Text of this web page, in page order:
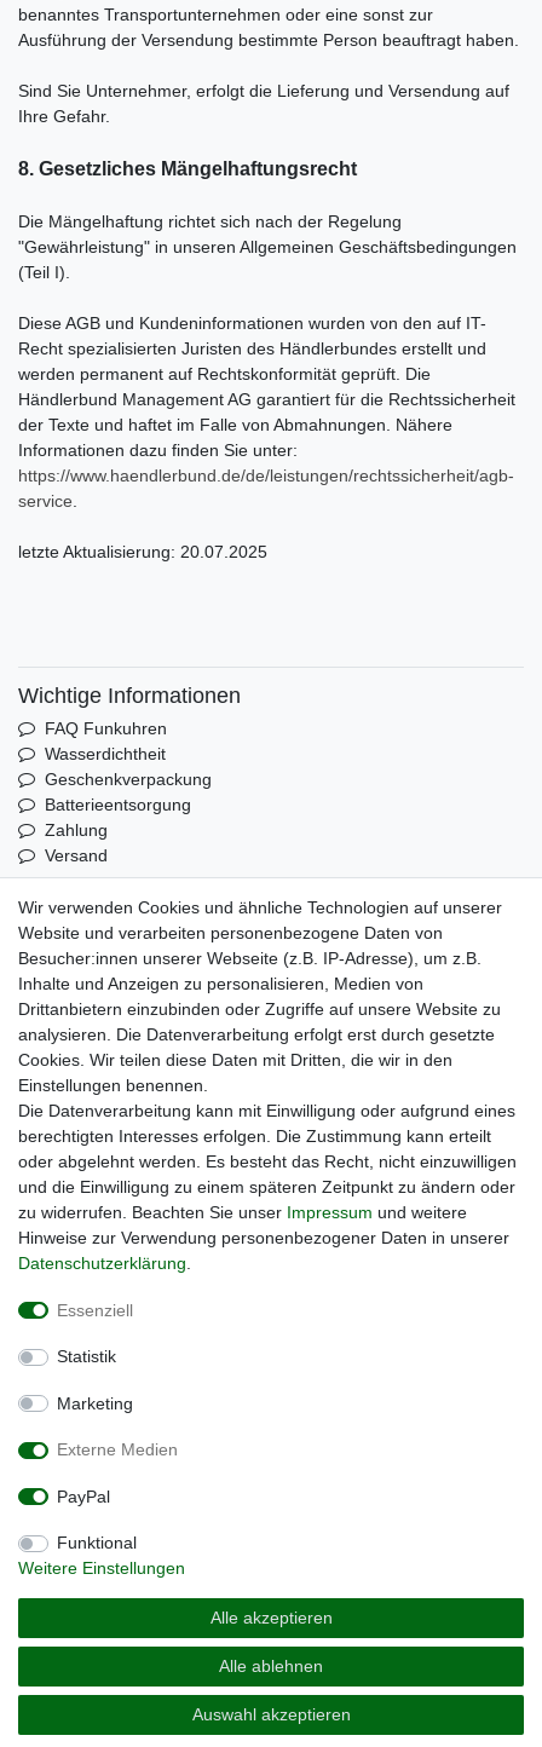
benanntes Transportunternehmen oder eine sonst zur
Ausführung der Versendung bestimmte Person beauftragt haben.
Sind Sie Unternehmer, erfolgt die Lieferung und Versendung auf
Ihre Gefahr.
8. Gesetzliches Mängelhaftungsrecht
Die Mängelhaftung richtet sich nach der Regelung
"Gewährleistung" in unseren Allgemeinen Geschäftsbedingungen
(Teil I).
Diese AGB und Kundeninformationen wurden von den auf IT-
Recht spezialisierten Juristen des Händlerbundes erstellt und
werden permanent auf Rechtskonformität geprüft. Die
Händlerbund Management AG garantiert für die Rechtssicherheit
der Texte und haftet im Falle von Abmahnungen. Nähere
Informationen dazu finden Sie unter:
https://www.haendlerbund.de/de/leistungen/rechtssicherheit/agb-
service
letzte Aktualisierung: 20.07.2025
Wichtige Informationen
FAQ Funkuhren
Wasserdichtheit
Geschenkverpackung
Batterieentsorgung
Zahlung
Versand
Sicher und Bequem bezahlen
Schneller und sicherer Versand
Wir verwenden Cookies und ähnliche Technologien auf unserer
Website und verarbeiten personenbezogene Daten von
Besucher:innen unserer Webseite (z.B. IP-Adresse), um z.B.
Inhalte und Anzeigen zu personalisieren, Medien von
Drittanbietern einzubinden oder Zugriffe auf unsere Website zu
analysieren. Die Datenverarbeitung erfolgt erst durch gesetzte
Cookies. Wir teilen diese Daten mit Dritten, die wir in den
Einstellungen benennen.
Die Datenverarbeitung kann mit Einwilligung oder aufgrund eines
berechtigten Interesses erfolgen. Die Zustimmung kann erteilt
oder abgelehnt werden. Es besteht das Recht, nicht einzuwilligen
und die Einwilligung zu einem späteren Zeitpunkt zu ändern oder
zu widerrufen. Beachten Sie unser Impressum und weitere
Hinweise zur Verwendung personenbezogener Daten in unserer
Daten­schutz­erklärung
Essenziell
Statistik
Marketing
Externe Medien
PayPal
Funktional
Weitere Einstellungen
Alle akzeptieren
Alle ablehnen
Auswahl akzeptieren